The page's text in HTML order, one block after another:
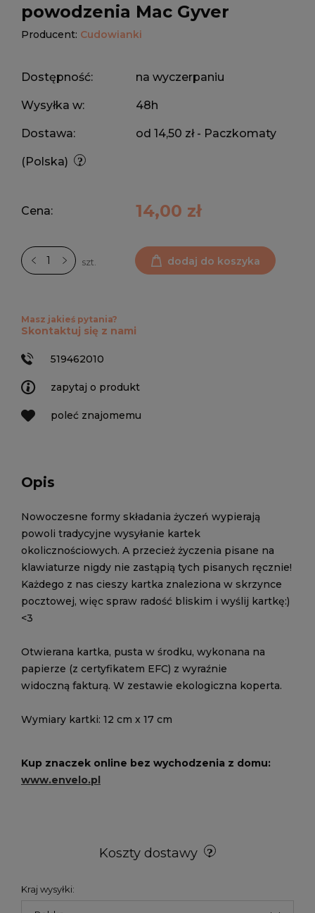
powodzenia Mac Gyver
Producent: Cudowianki
Dostępność: na wyczerpaniu
Wysyłka w: 48h
Dostawa: od 14,50 zł - Paczkomaty
(Polska)
Cena: 14,00 zł
szt. dodaj do koszyka
zapytaj o produkt
poleć znajomemu
Masz jakieś pytania?
Skontaktuj się z nami
519462010
Opis
Nowoczesne formy składania życzeń wypierają
powoli tradycyjne wysyłanie kartek
okolicznościowych. A przecież życzenia pisane na
klawiaturze nigdy nie zastąpią tych pisanych ręcznie!
Każdego z nas cieszy kartka znaleziona w skrzynce
pocztowej, więc spraw radość bliskim i wyślij kartkę:)
<3
Otwierana kartka, pusta w środku, wykonana na
papierze (z certyfikatem EFC) z wyraźnie
widoczną fakturą. W zestawie ekologiczna koperta.
Wymiary kartki: 12 cm x 17 cm
Kup znaczek online bez wychodzenia z domu:
www.envelo.pl
Koszty dostawy
Kraj wysyłki: